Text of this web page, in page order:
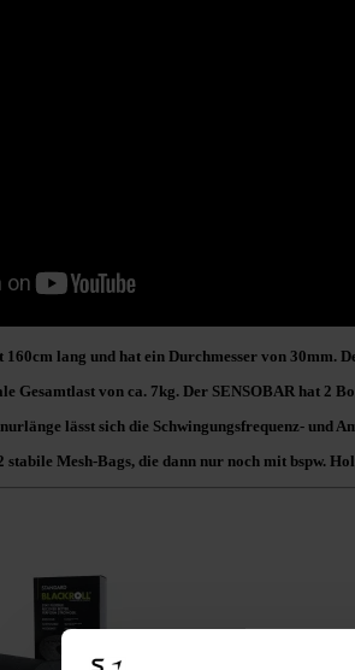
160cm lang und hat ein Durchmesser von 30mm.
Gesamtlast von ca. 7kg. Der SENSOBAR hat 2
lässt sich die Schwingungsfrequenz- und
stabile Mesh-Bags, die dann nur noch mit bspw.